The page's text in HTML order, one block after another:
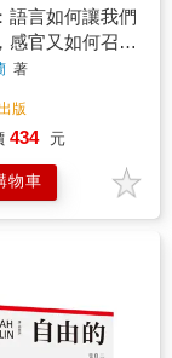
語言如何讓我們
感官又如何召回
著
版
434 元
物車